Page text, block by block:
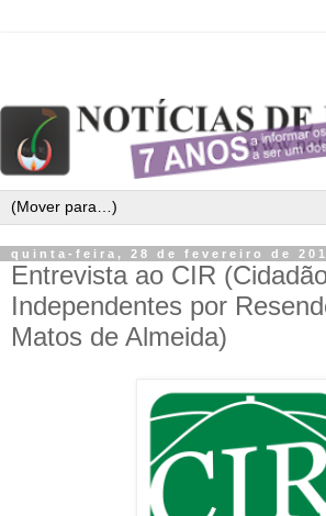
quinta-feira, 28 de fevereiro de
Entrevista ao CIR
Independentes por
Matos de Almeida)